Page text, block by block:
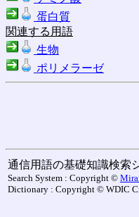
蛋白質
関連する用語
生物
ポリメラーゼ
通信用語の基礎知識検索
Search System : Copyright ©
Dictionary : Copyright © WDIC